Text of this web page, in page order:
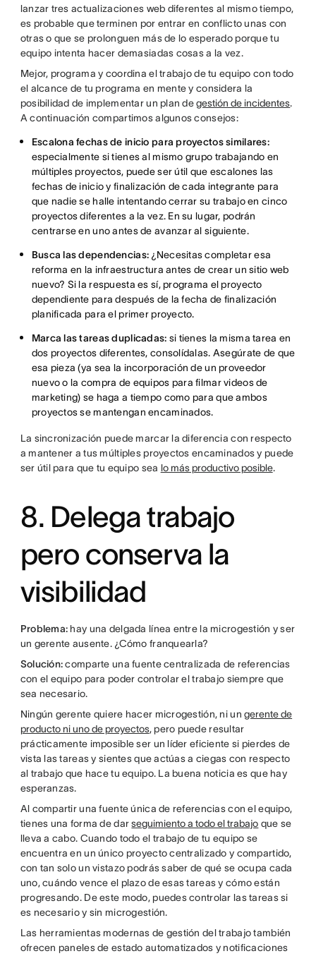
lanzar tres actualizaciones web diferentes al mismo tiempo,
es probable que terminen por entrar en conflicto unas con
otras o que se prolonguen más de lo esperado porque tu
equipo intenta hacer demasiadas cosas a la vez.
Mejor, programa y coordina el trabajo de tu equipo con todo
el alcance de tu programa en mente y considera la
posibilidad de implementar un plan degestión de incidentes.
A continuación compartimos algunos consejos:
Escalona fechas de inicio para proyectos similares:
especialmente si tienes al mismo grupo trabajando en
múltiples proyectos, puede ser útil que escalones las
fechas de inicio y finalización de cada integrante para
que nadie se halle intentando cerrar su trabajo en cinco
proyectos diferentes a la vez. En su lugar, podrán
centrarse en uno antes de avanzar al siguiente.
Busca las dependencias: ¿Necesitas completar esa
reforma en la infraestructura antes de crear un sitio web
nuevo? Si la respuesta es sí, programa el proyecto
dependiente para después de la fecha de finalización
planificada para el primer proyecto.
Marca las tareas duplicadas: si tienes la misma tarea en
dos proyectos diferentes, consolídalas. Asegúrate de que
esa pieza (ya sea la incorporación de un proveedor
nuevo o la compra de equipos para filmar videos de
marketing) se haga a tiempo como para que ambos
proyectos se mantengan encaminados.
La sincronización puede marcar la diferencia con respecto
a mantener a tus múltiples proyectos encaminados y puede
ser útil para que tu equipo sea lo más productivo posible.
8. Delega trabajo
pero conserva la
visibilidad
Problema: hay una delgada línea entre la microgestión y ser
un gerente ausente. ¿Cómo franquearla?
Solución:comparte una fuente centralizada de referencias
con el equipo para poder controlar el trabajo siempre que
sea necesario.
Ningún gerente quiere hacer microgestión, ni ungerente de
producto ni uno de proyectos, pero puede resultar
prácticamente imposible ser un líder eficiente si pierdes de
vista las tareas y sientes que actúas a ciegas con respecto
al trabajo que hace tu equipo. La buena noticia es que hay
esperanzas.
Al compartir una fuente única de referencias con el equipo,
tienes una forma de darseguimiento a todo el trabajo que se
lleva a cabo. Cuando todo el trabajo de tu equipo se
encuentra en un único proyecto centralizado y compartido,
con tan solo un vistazo podrás saber de qué se ocupa cada
uno, cuándo vence el plazo de esas tareas y cómo están
progresando. De este modo, puedes controlar las tareas si
es necesario y sin microgestión.
Las herramientas modernas de gestión del trabajo también
ofrecen paneles de estado automatizados y notificaciones